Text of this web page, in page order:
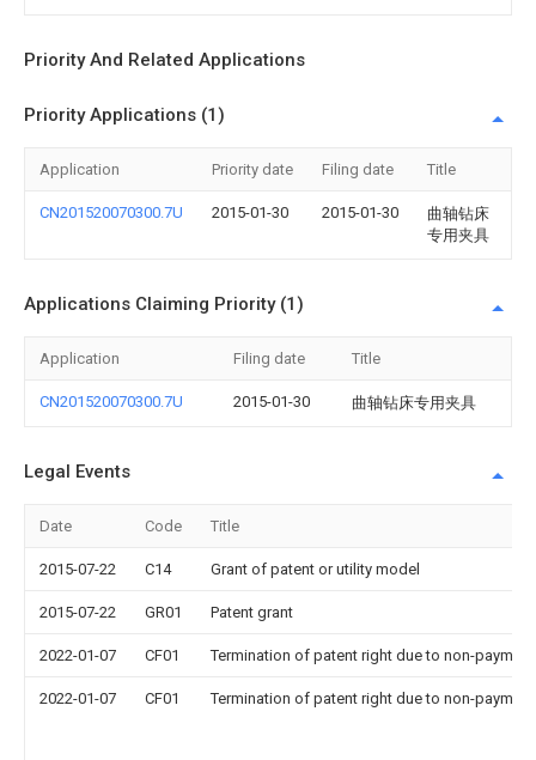
Priority And Related Applications
Priority Applications (1)
Application Priority date Filing date Title
CN201520070300.7U 2015-01-30 2015-01-30
曲轴钻床
专用夹具
Applications Claiming Priority (1)
Application Filing date Title
CN201520070300.7U 2015-01-30 曲轴钻床专用夹具
Legal Events
Date Code Title
2015-07-22 C14 Grant of patent or utility model
2015-07-22 GR01 Patent grant
2022-01-07 CF01 Termination of patent right due to non-
2022-01-07 CF01 Termination of patent right due to non-